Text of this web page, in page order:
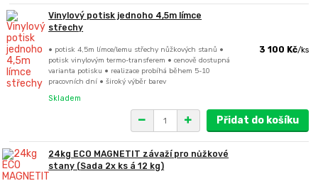
Vinylový potisk jednoho 4,5m límce
střechy
• potisk 4,5m límce/lemu střechy nůžkových stanů •
potisk vinylovým termo-transferem • cenově dostupná
varianta potisku • realizace probíhá během 5-10
pracovních dní • široký výběr barev
3 100 Kč/ks
Skladem
Přidat do košíku
24kg ECO MAGNETIT závaží pro nůžkové
stany (Sada 2x ks á 12 kg)